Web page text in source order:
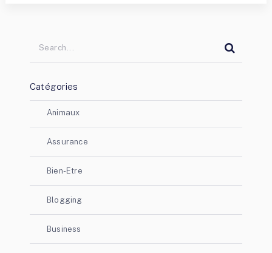
Catégories
Animaux
Assurance
Bien-Etre
Blogging
Business